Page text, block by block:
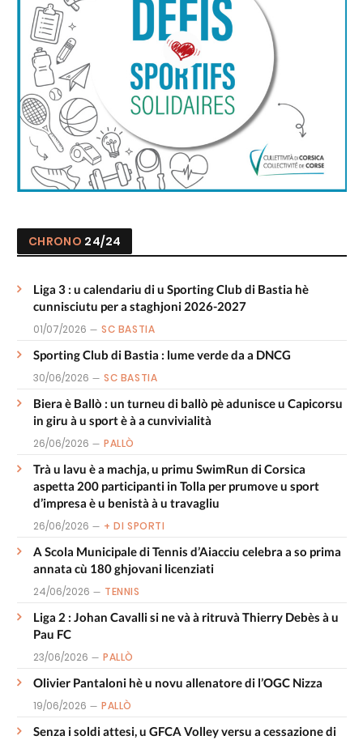
CHRONO 24/24
Liga 3 : u calendariu di u Sporting Club di Bastia hè
cunnisciutu per a staghjoni 2026-2027
01/07/2026 SC BASTIA
Sporting Club di Bastia : lume verde da a DNCG
30/06/2026 SC BASTIA
Biera è Ballò : un turneu di ballò pè adunisce u Capicorsu
in giru à u sport è à a cunvivialità
26/06/2026 PALLÒ
Trà u lavu è a machja, u primu SwimRun di Corsica
aspetta 200 participanti in Tolla per prumove u sport
d’impresa è u benistà à u travagliu
26/06/2026 + DI SPORTI
A Scola Municipale di Tennis d’Aiacciu celebra a so prima
annata cù 180 ghjovani licenziati
24/06/2026 TENNIS
Liga 2 : Johan Cavalli si ne và à ritruvà Thierry Debès à u
Pau FC
23/06/2026 PALLÒ
Olivier Pantaloni hè u novu allenatore di l’OGC Nizza
19/06/2026 PALLÒ
Senza i soldi attesi, u GFCA Volley versu a cessazione di